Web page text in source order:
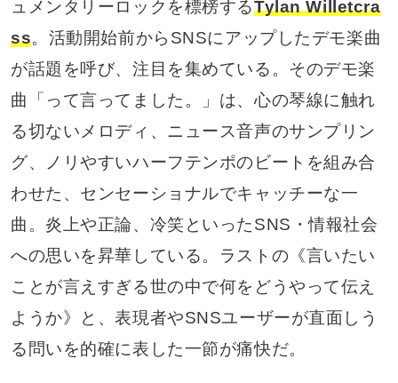
ュメンタリーロックを標榜するTylan Willetcra
ss。活動開始前からSNSにアップしたデモ楽曲
が話題を呼び、注目を集めている。そのデモ楽
曲「って言ってました。」は、心の琴線に触れ
る切ないメロディ、ニュース音声のサンプリン
グ、ノリやすいハーフテンポのビートを組み合
わせた、センセーショナルでキャッチーな一
曲。炎上や正論、冷笑といったSNS・情報社会
への思いを昇華している。ラストの《言いたい
ことが言えすぎる世の中で何をどうやって伝え
ようか》と、表現者やSNSユーザーが直面しう
る問いを的確に表した一節が痛快だ。